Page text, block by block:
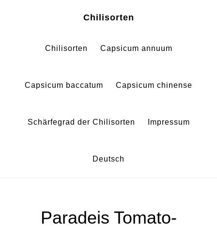
Chilisorten
Chilisorten Capsicum annuum
Capsicum baccatum Capsicum chinense
Schärfegrad der Chilisorten Impressum
Deutsch
Paradeis Tomato-